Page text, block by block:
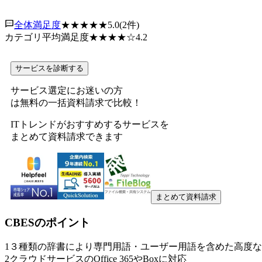
全体満足度★★★★★5.0(2件)
カテゴリ平均満足度★★★★☆4.2
サービスを診断する
サービス選定にお迷いの方
は無料の一括資料請求で比較！
ITトレンドがおすすめするサービスを
まとめて資料請求できます
まとめて資料請求
CBESのポイント
1 ３種類の辞書により専門用語・ユーザー用語を含めた高度
2クラウドサービスのOffice 365やBoxに対応